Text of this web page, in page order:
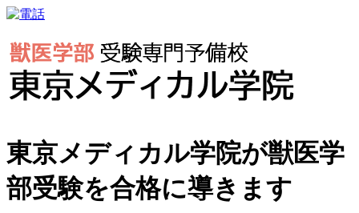
東京メディカル学院が獣医学
部受験を合格に導きます